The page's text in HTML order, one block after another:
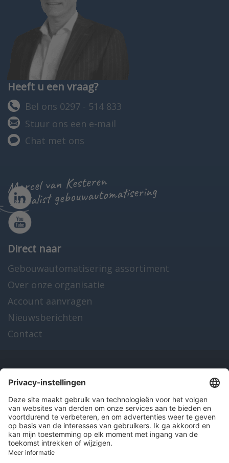
Heeft u een vraag?
Bel ons 0297 - 514 833
Stuur ons een e-mail
Chat met ons
Marcel van Kesteren
specialist gebouwautomatisering
Direct naar
Gebouwautomatisering assortiment
Over onze organisatie
Account aanvragen
Nieuwsberichten
Contact
Onze producten
en diensten
Over Hitma
Algemene voorwaarden Disclaimer
Colofon